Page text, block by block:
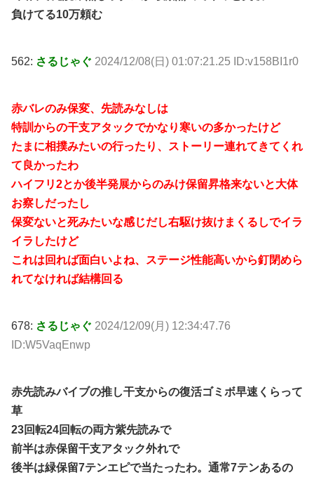
負けてる10万頼む
562: さるじゃぐ 2024/12/08(日) 01:07:21.25 ID:v158BI1r0
赤バレのみ保変、先読みなしは
特訓からの干支アタックでかなり寒いの多かったけど
たまに相撲みたいの行ったり、ストーリー連れてきてくれ
て良かったわ
ハイフリ2とか後半発展からのみけ保留昇格来ないと大体
お察しだったし
保変ないと死みたいな感じだし右駆け抜けまくるしでイラ
イラしたけど
これは回れば面白いよね、ステージ性能高いから釘閉めら
れてなければ結構回る
678: さるじゃぐ 2024/12/09(月) 12:34:47.76
ID:W5VaqEnwp
赤先読みバイブの推し干支からの復活ゴミボ早速くらって
草
23回転24回転の両方紫先読みで
前半は赤保留干支アタック外れで
後半は緑保留7テンエピで当たったわ。通常7テンあるの